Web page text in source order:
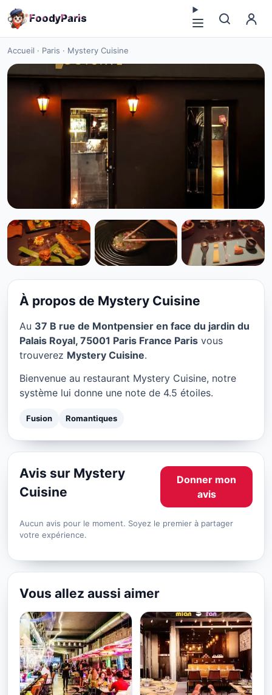
FoodyParis
Accueil · Paris · Mystery Cuisine
FUSION
Mystery Cuisine à Paris
★ 4.5/5
À propos de Mystery Cuisine
Au 37 B rue de Montpensier en face du jardin du
Palais Royal, 75001 Paris France Paris vous
trouverez Mystery Cuisine.
Bienvenue au restaurant Mystery Cuisine, notre
système lui donne une note de 4.5 étoiles.
Fusion Romantiques
Avis sur Mystery
Cuisine
Donner mon
avis
Aucun avis pour le moment. Soyez le premier à partager
votre expérience.
Vous allez aussi aimer